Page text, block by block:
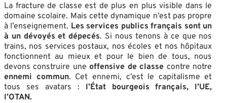
La fracture de classe est de plus en plus visible dans le
domaine scolaire. Mais cette dynamique n’est pas propre
à l’enseignement. Les services publics français sont un
à un dévoyés et dépecés. Si nous tenons à ce que nos
trains, nos services postaux, nos écoles et nos hôpitaux
fonctionnent au mieux et pour le bien de tous, nous
devons construire uneoffensive de classe contre notre
ennemi commun. Cet ennemi, c’est le capitalisme et
tous ses avatars : l’État bourgeois français, l’UE,
l’OTAN.